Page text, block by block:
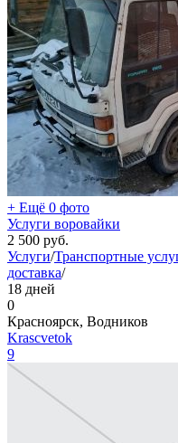
+ Ещё 0 фото
Услуги воровайки
2 500 руб.
Услуги/Транспортные
доставка/
18 дней
0
Красноярск, Водников
Krascvetok
9